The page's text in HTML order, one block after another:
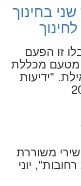
בחינוך
זו הפעם
מטעם מכללת
"ידיעות
משוררת
יוני